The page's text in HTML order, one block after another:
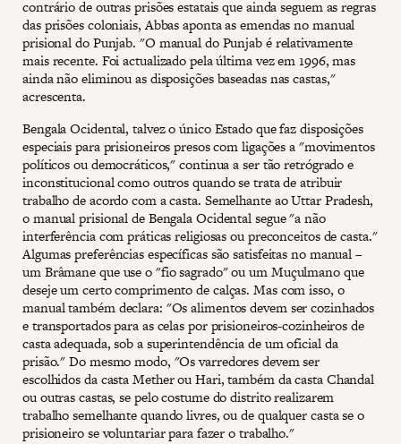
contrário de outras prisões estatais que ainda seguem as regras
das prisões coloniais, Abbas aponta as emendas no manual
prisional do Punjab. "O manual do Punjab é relativamente
mais recente. Foi actualizado pela última vez em 1996, mas
ainda não eliminou as disposições baseadas nas castas,"
acrescenta.
Bengala Ocidental, talvez o único Estado que faz disposições
especiais para prisioneiros presos com ligações a "movimentos
políticos ou democráticos," continua a ser tão retrógrado e
inconstitucional como outros quando se trata de atribuir
trabalho de acordo com a casta. Semelhante ao Uttar Pradesh,
o manual prisional de Bengala Ocidental segue "a não
interferência com práticas religiosas ou preconceitos de casta."
Algumas preferências específicas são satisfeitas no manual –
um Brâmane que use o "fio sagrado" ou um Muçulmano que
deseje um certo comprimento de calças. Mas com isso, o
manual também declara: "Os alimentos devem ser cozinhados
e transportados para as celas por prisioneiros-cozinheiros de
casta adequada, sob a superintendência de um oficial da
prisão." Do mesmo modo, "Os varredores devem ser
escolhidos da casta Mether ou Hari, também da casta Chandal
ou outras castas, se pelo costume do distrito realizarem
trabalho semelhante quando livres, ou de qualquer casta se o
prisioneiro se voluntariar para fazer o trabalho."